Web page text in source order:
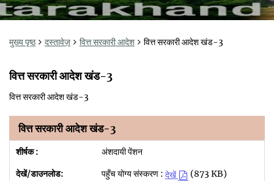
मुख्य पृष्ठ दस्तावेज़ वित्त सरकारी आदेश वित्त सरकारी आदेश खंड-3
वित्त सरकारी आदेश खंड-3
वित्त सरकारी आदेश खंड-3
वित्त सरकारी आदेश खंड-3
अंशदायी पेंशन
पहुँच योग्य संस्करण : देखें
(873 KB)